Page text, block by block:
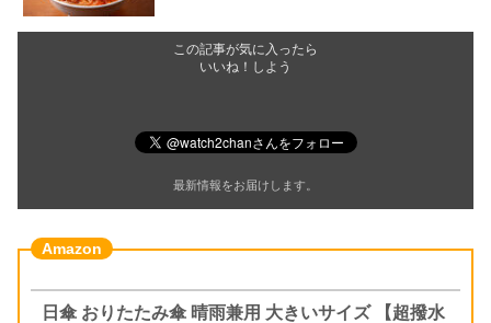
この記事が気に入ったら
いいね！しよう
最新情報をお届けします。
日傘 おりたたみ傘 晴雨兼用 大きいサイズ 【超撥水